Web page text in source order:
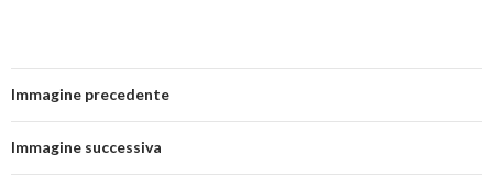
Immagine precedente
Immagine successiva